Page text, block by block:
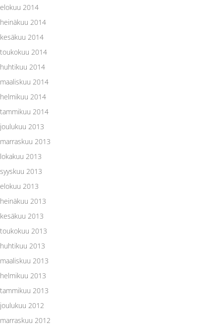
elokuu 2014
heinäkuu 2014
kesäkuu 2014
toukokuu 2014
huhtikuu 2014
maaliskuu 2014
helmikuu 2014
tammikuu 2014
joulukuu 2013
marraskuu 2013
lokakuu 2013
syyskuu 2013
elokuu 2013
heinäkuu 2013
kesäkuu 2013
toukokuu 2013
huhtikuu 2013
maaliskuu 2013
helmikuu 2013
tammikuu 2013
joulukuu 2012
marraskuu 2012